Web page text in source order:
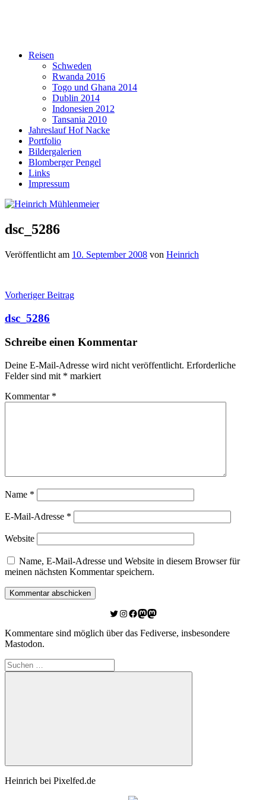
Reisen
Schweden
Rwanda 2016
Togo und Ghana 2014
Dublin 2014
Indonesien 2012
Tansania 2010
Jahreslauf Hof Nacke
Portfolio
Bildergalerien
Blomberger Pengel
Links
Impressum
dsc_5286
Veröffentlicht am 10. September 2008 von Heinrich
Beitragsnavigation
Vorheriger Beitrag
dsc_5286
Schreibe einen Kommentar
Deine E-Mail-Adresse wird nicht veröffentlicht. Erforderliche
Felder sind mit * markiert
Kommentar *
Name *
E-Mail-Adresse *
Website
Name, E-Mail-Adresse und Website in diesem Browser für
meinen nächsten Kommentar speichern.
Twitter
Instagram
Facebook
Link zu Mastodon
Mastodon
Kommentare sind möglich über das Fediverse, insbesondere
Mastodon.
Suchen
nach:
Suchen
Heinrich bei Pixelfed.de